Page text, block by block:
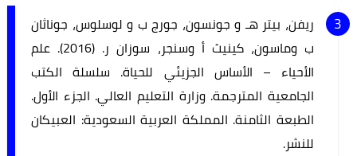
ريفن، بيتر هـ و جونسون، جورج ب و لوسلوس، جوناثان
ب وماسون، كينيث أ وسنجر، سوزان ر. (2016). علم
الأحياء – الأساس الجزيئي للحياة. سلسلة الكتب
الجامعية المترجمة. وزارة التعليم العالي. الجزء الأول.
الطبعة الثامنة. المملكة العربية السعودية: العبيكان
للنشر.